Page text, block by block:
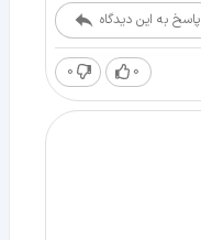
پاسخ به این دیدگاه
0
0